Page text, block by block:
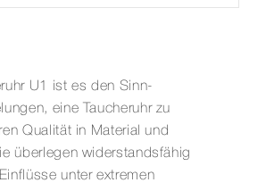
U1 ist es den Sinn-
eine Taucheruhr zu
Qualität in Material und
überlegen widerstandsfähig
unter extremen